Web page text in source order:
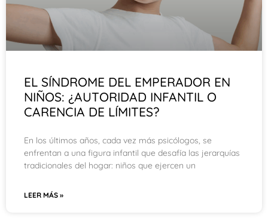
EL SÍNDROME DEL EMPERADOR EN
NIÑOS: ¿AUTORIDAD INFANTIL O
CARENCIA DE LÍMITES?
En los últimos años, cada vez más psicólogos, se
enfrentan a una figura infantil que desafía las jerarquías
tradicionales del hogar: niños que ejercen un
LEER MÁS »